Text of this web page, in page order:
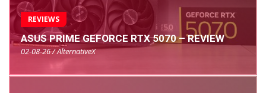
REVIEWS
ASUS PRIME GEFORCE RTX 5070 – REVIEW
02-08-26 / AlternativeX